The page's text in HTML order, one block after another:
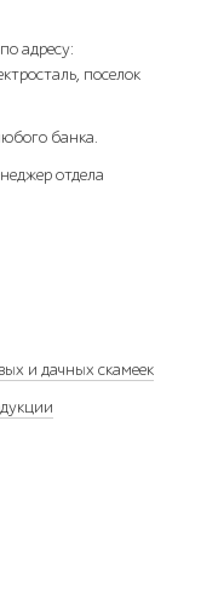
адресу:
поселок
банка.
отдела
и дачных скамеек